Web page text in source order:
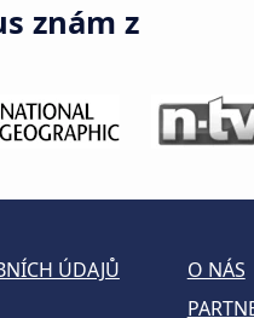
znám z
ÚDAJŮ
O NÁS